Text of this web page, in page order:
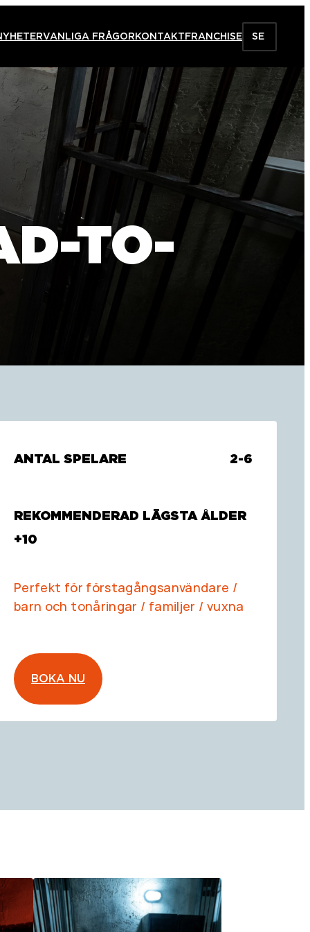
VANLIGA FRÅGORKONTAKTFRANCHISE SE
TO-
ANTAL SPELARE 2-6
REKOMMENDERAD LÄGSTA ÅLDER
+10
Perfekt för förstagångsanvändare /
barn och tonåringar / familjer / vuxna
BOKA NU